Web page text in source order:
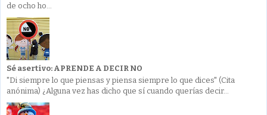
de ocho ho...
Sé asertivo: APRENDE A DECIR NO
"Di siempre lo que piensas y piensa siempre lo que dices" (Cita
anónima) ¿Alguna vez has dicho que sí cuando querías decir...